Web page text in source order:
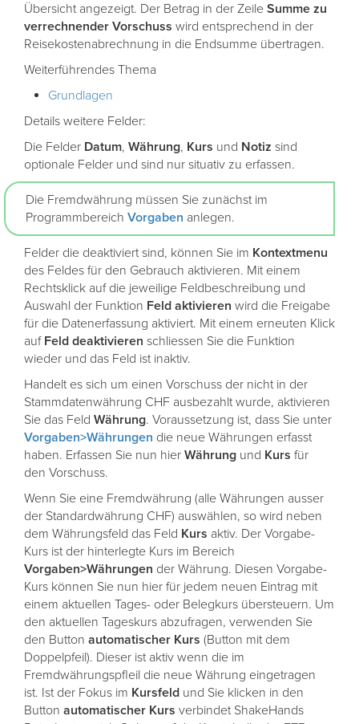
Übersicht angezeigt. Der Betrag in der Zeile Summe zu
verrechnender Vorschuss wird entsprechend in der
Reisekostenabrechnung in die Endsumme übertragen.
Weiterführendes Thema
Grundlagen
Details weitere Felder:
Die Felder Datum, Währung, Kurs und Notiz sind
optionale Felder und sind nur situativ zu erfassen.
Die Fremdwährung müssen Sie zunächst im
Programmbereich Vorgaben anlegen.
Felder die deaktiviert sind, können Sie im Kontextmenu
des Feldes für den Gebrauch aktivieren. Mit einem
Rechtsklick auf die jeweilige Feldbeschreibung und
Auswahl der Funktion Feld aktivieren wird die Freigabe
für die Datenerfassung aktiviert. Mit einem erneuten Klick
auf Feld deaktivieren schliessen Sie die Funktion
wieder und das Feld ist inaktiv.
Handelt es sich um einen Vorschuss der nicht in der
Stammdatenwährung CHF ausbezahlt wurde, aktivieren
Sie das Feld Währung. Voraussetzung ist, dass Sie unter
Vorgaben>Währungen die neue Währungen erfasst
haben. Erfassen Sie nun hier Währung und Kurs für
den Vorschuss.
Wenn Sie eine Fremdwährung (alle Währungen ausser
der Standardwährung CHF) auswählen, so wird neben
dem Währungsfeld das Feld Kurs aktiv. Der Vorgabe-
Kurs ist der hinterlegte Kurs im Bereich
Vorgaben>Währungen der Währung. Diesen Vorgabe-
Kurs können Sie nun hier für jedem neuen Eintrag mit
einem aktuellen Tages- oder Belegkurs übersteuern. Um
den aktuellen Tageskurs abzufragen, verwenden Sie
den Button automatischer Kurs (Button mit dem
Doppelpfeil). Dieser ist aktiv wenn die im
Fremdwährungspfleil die neue Währung eingetragen
ist. Ist der Fokus im Kursfeld und Sie klicken in den
Button automatischer Kurs verbindet ShakeHands